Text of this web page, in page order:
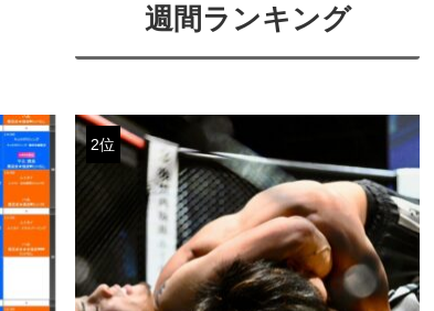
週間ランキング
2位